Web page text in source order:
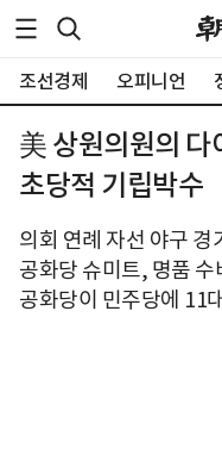
조선경제 오피니언
美 상원의원의
초당적 기립박수
의회 연례 자선 야구 경
공화당 슈미트, 명품 수
공화당이 민주당에 11